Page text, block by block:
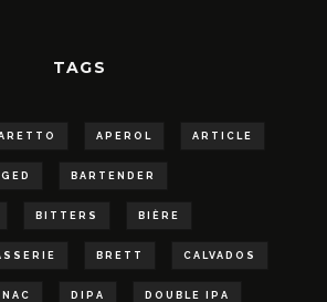
TAGS
APEROL ARTICLE
BARTENDER
BITTERS BIÈRE
BRETT CALVADOS
DIPA DOUBLE IPA